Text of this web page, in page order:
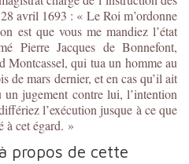
avril 1693 : « Le Roi m’ordonne
est que vous me mandiez l’état
Pierre Jacques de Bonnefont,
Montcassel, qui tua un homme au
de mars dernier, et en cas qu’il ait
un jugement contre lui, l’intention
l’exécution jusque à ce que
à cet égard. »
propos de cette